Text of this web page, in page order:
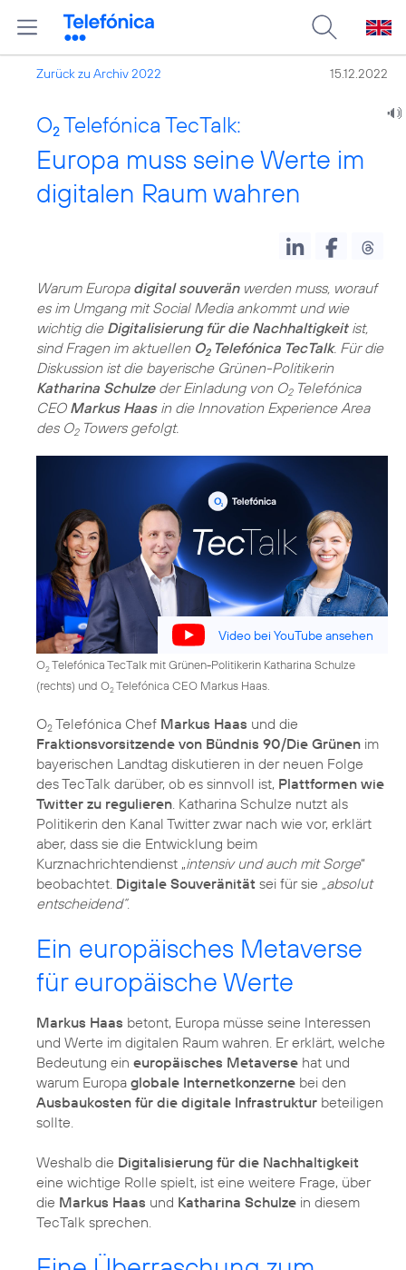
Zurück zu Archiv 2022 15.12.2022
O2 Telefónica TecTalk:
Europa muss seine Werte im
digitalen Raum wahren
Warum Europa digital souveränwerden muss, worauf
es im Umgang mit Social Media ankommt und wie
wichtig die Digitalisierung für die Nachhaltigkeitist,
sind Fragen im aktuellen O2Telefónica TecTalk. Für die
Diskussion ist die bayerische Grünen-Politikerin
Katharina Schulzeder Einladung von O2Telefónica
CEO Markus Haasin die Innovation Experience Area
des O2Towers gefolgt.
Video bei YouTube ansehen
O2Telefónica TecTalk mit Grünen-Politikerin Katharina Schulze
(rechts) und O2Telefónica CEO Markus Haas.
O2 Telefónica Chef Markus Haas und die
Fraktionsvorsitzende von Bündnis 90/Die Grünen im
bayerischen Landtag diskutieren in der neuen Folge
des TecTalk darüber, ob es sinnvoll ist, Plattformen wie
Twitter zu regulieren. Katharina Schulze nutzt als
Politikerin den Kanal Twitter zwar nach wie vor, erklärt
aber, dass sie die Entwicklung beim
Kurznachrichtendienst „intensiv und auch mit Sorge“
beobachtet. Digitale Souveränität sei für sie „absolut
entscheidend“.
Ein europäisches Metaverse
für europäische Werte
Markus Haas betont, Europa müsse seine Interessen
und Werte im digitalen Raum wahren. Er erklärt, welche
Bedeutung ein europäisches Metaverse hat und
warum Europa globale Internetkonzerne bei den
Ausbaukosten für die digitale Infrastruktur beteiligen
sollte.
Weshalb die Digitalisierung für die Nachhaltigkeit
eine wichtige Rolle spielt, ist eine weitere Frage, über
die Markus Haas und Katharina Schulze in diesem
TecTalk sprechen.